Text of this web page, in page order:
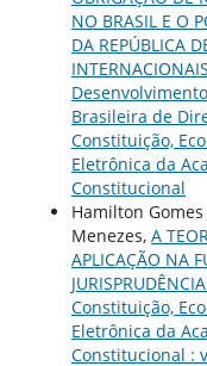
NO BRASIL E O
DA REPÚBLICA
INTERNACIONAIS
Brasileira de
Constituição,
Eletrônica da
Constitucional
Hamilton
Menezes, A
APLICAÇÃO NA
Constituição,
Eletrônica da
Constitucional :